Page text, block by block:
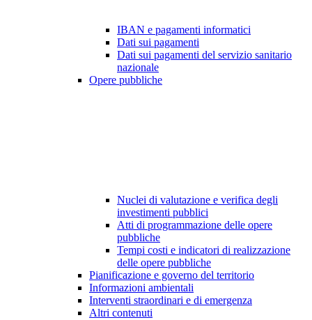
IBAN e pagamenti informatici
Dati sui pagamenti
Dati sui pagamenti del servizio sanitario
nazionale
Opere pubbliche
Nuclei di valutazione e verifica degli
investimenti pubblici
Atti di programmazione delle opere
pubbliche
Tempi costi e indicatori di realizzazione
delle opere pubbliche
Pianificazione e governo del territorio
Informazioni ambientali
Interventi straordinari e di emergenza
Altri contenuti